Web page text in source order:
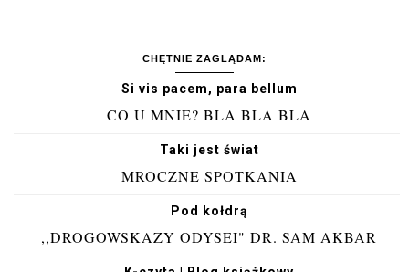
CHĘTNIE ZAGLĄDAM:
Si vis pacem, para bellum
CO U MNIE? BLA BLA BLA
Taki jest świat
MROCZNE SPOTKANIA
Pod kołdrą
,,DROGOWSKAZY ODYSEI" DR. SAM AKBAR